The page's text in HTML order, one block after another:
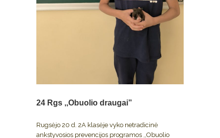
24 Rgs ,,Obuolio draugai”
Rugsėjo 20 d. 2A klasėje vyko netradicinė
ankstyvosios prevencijos programos ,,Obuolio